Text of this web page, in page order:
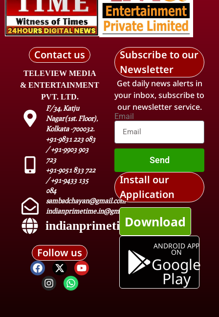
Contact us
TELEVIEW MEDIA
& ENTERTAINMENT
PVT. LTD.
F/34, Katju
Nagar(1st. Floor),
Kolkata -700032.
+91-9831 223 083
/ +91-9903 903
723
+91-9051 833 722
/ +91-9433 135
084
sambadchayan@gmail.com
indianprimetime.in@gmail.com
indianprimetime.in
Follow us
Subscribe to our
Newsletter
Get daily news alerts in
your inbox, subscribe to
our newsletter service.
Email
Send
Install our
Application
Download
ANDROID APP
ON
Google
Play